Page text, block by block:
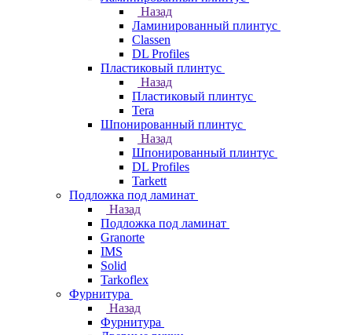
Назад
Ламинированный плинтус
Classen
DL Profiles
Пластиковый плинтус
Назад
Пластиковый плинтус
Tera
Шпонированный плинтус
Назад
Шпонированный плинтус
DL Profiles
Tarkett
Подложка под ламинат
Назад
Подложка под ламинат
Granorte
IMS
Solid
Tarkoflex
Фурнитура
Назад
Фурнитура